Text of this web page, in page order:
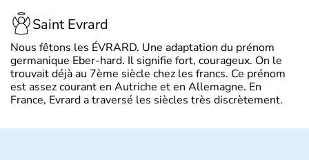
Saint Evrard
Nous fêtons les ÉVRARD. Une adaptation du prénom
germanique Eber-hard. Il signifie fort, courageux. On le
trouvait déjà au 7ème siècle chez les francs. Ce prénom
est assez courant en Autriche et en Allemagne. En
France, Evrard a traversé les siècles très discrètement.